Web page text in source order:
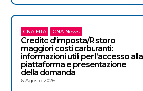
CNA FITA CNA News
Credito d’imposta/Ristoro
maggiori costi carburanti:
informazioni utili per l’accesso alla
piattaforma e presentazione
della domanda
6 Agosto 2026